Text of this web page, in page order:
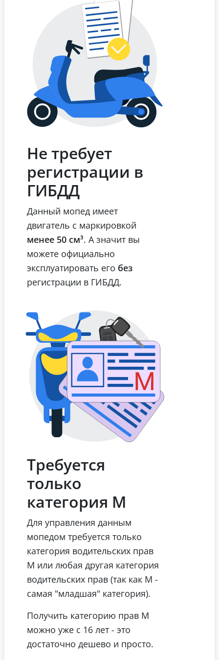
Не требует
регистрации в
ГИБДД
Данный мопед имеет
двигатель с маркировкой
менее 50 см³. А значит вы
можете официально
эксплуатировать его без
регистрации в ГИБДД.
Требуется
только
категория М
Для управления данным
мопедом требуется только
категория водительских прав
М или любая другая категория
водительских прав (так как М -
самая "младшая" категория).
Получить категорию прав М
можно уже с 16 лет - это
достаточно дешево и просто.